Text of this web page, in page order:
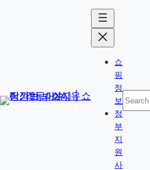
가
쇼
핑
정
보
정
부
지
원
사
검
색